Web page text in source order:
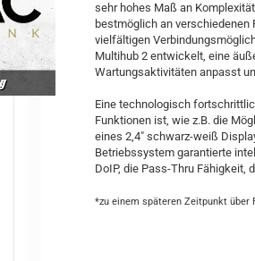
sehr hohes Maß an
bestmöglich an
vielfältigen
Multihub 2 entwickelt, eine
Wartungsaktivitäten anpasst
Eine technologisch
Funktionen ist, wie z.B. die
eines 2,4″ schwarz-weiß
Betriebssystem garantierte
DoIP, die Pass-Thru Fähigkeit,
*zu einem späteren Zeitpunkt über